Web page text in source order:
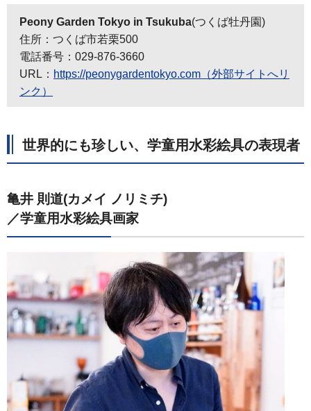
Peony Garden Tokyo in Tsukuba(つくば牡丹園)
住所：つくば市若栗500
電話番号：029-876-3660
URL： https://peonygardentokyo.com（外部サイトへリ
ンク）
世界的にも珍しい、学童用水彩絵具の表現者
亀井 則道(カメイ ノリミチ)
／学童用水彩絵具画家